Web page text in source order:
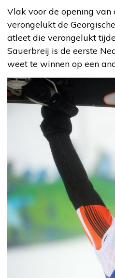
Vlak voor de opening van
verongelukt de
atleet die verongelukt
Sauerbreij is de eerste
weet te winnen op een